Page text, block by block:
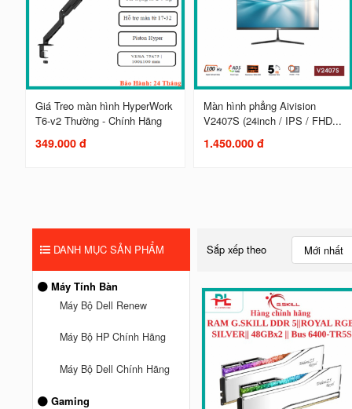
Giá Treo màn hình HyperWork
T6-v2 Thường - Chính Hãng
349.000 đ
Màn hình phẳng Aivision
V2407S (24inch / IPS / FHD...
1.450.000 đ
DANH MỤC SẢN PHẨM
Máy Tính Bàn
Máy Bộ Dell Renew
Máy Bộ HP Chính Hãng
Máy Bộ Dell Chính Hãng
Gaming
Sắp xếp theo Mới nhất